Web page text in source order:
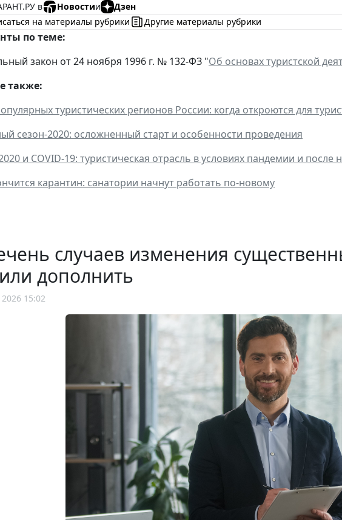
в
Новостии
Дзен
на материалы рубрики
Другие материалы рубрики
по теме:
закон от 24 ноября 1996 г. № 132-ФЗ "Об основах туристской
также:
туристических регионов России: когда откроются для
сезон-2020: осложненный старт и особенности проведения
и COVID-19: туристическая отрасль в условиях пандемии и после
карантин: санатории начнут работать по-новому
случаев изменения
дополнить
2026 15:02